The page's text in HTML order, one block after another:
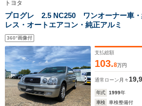
トヨタ
プログレ 2.5 NC250 ワンオーナー車・
レス・オートエアコン・純正アルミ
360°画像付
支払総額
103.8万円
通常ローン 月々
年式 1999年
車検
車検整備付